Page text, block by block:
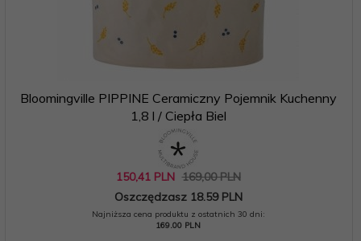
Bloomingville PIPPINE Ceramiczny Pojemnik Kuchenny
1,8 l / Ciepła Biel
150,41 PLN 169,00 PLN
Oszczędzasz 18.59 PLN
Najniższa cena produktu z ostatnich 30 dni:
169.00 PLN